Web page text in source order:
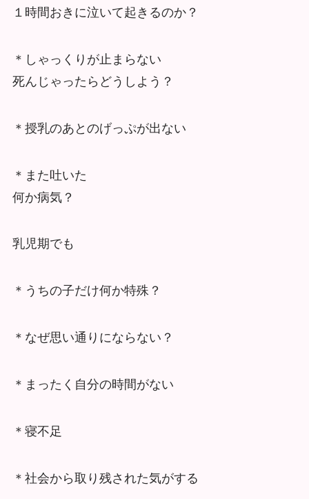
１時間おきに泣いて起きるのか？
＊しゃっくりが止まらない
死んじゃったらどうしよう？
＊授乳のあとのげっぷが出ない
＊また吐いた
何か病気？
乳児期でも
＊うちの子だけ何か特殊？
＊なぜ思い通りにならない？
＊まったく自分の時間がない
＊寝不足
＊社会から取り残された気がする